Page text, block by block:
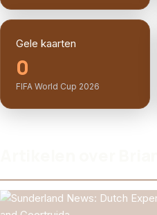
Gele kaarten
0
FIFA World Cup 2026